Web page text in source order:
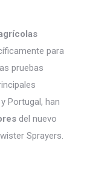
para
pruebas
Portugal, han
del nuevo
Sprayers.